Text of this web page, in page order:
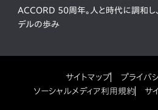
ACCORD 50周年。人と時代に調和し
デルの歩み
サイトマップ
プライバ
ソーシャルメディア利用規約
サ